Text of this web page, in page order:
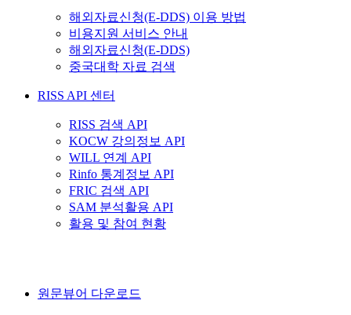
해외자료신청(E-DDS) 이용 방법
비용지원 서비스 안내
해외자료신청(E-DDS)
중국대학 자료 검색
RISS API 센터
RISS 검색 API
KOCW 강의정보 API
WILL 연계 API
Rinfo 통계정보 API
FRIC 검색 API
SAM 분석활용 API
활용 및 참여 현황
원문뷰어 다운로드